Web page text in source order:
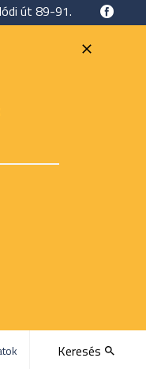
út 89-91.
Keresés